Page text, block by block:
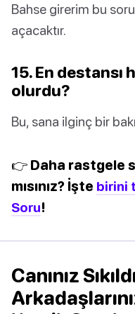
Bahse girerim bu
açacaktır.
15. En destansı
olurdu?
Bu, sana ilginç bir
👉 Daha rastgele
mısınız? İşte birini
Soru!
Canınız